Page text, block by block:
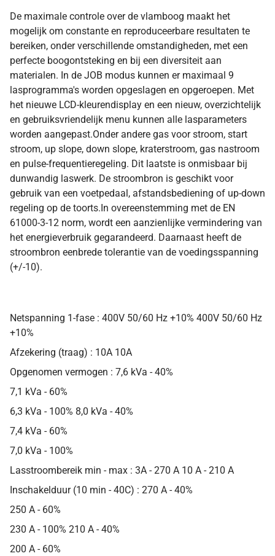
De maximale controle over de vlamboog maakt het
mogelijk om constante en reproduceerbare resultaten te
bereiken, onder verschillende omstandigheden, met een
perfecte boogontsteking en bij een diversiteit aan
materialen. In de JOB modus kunnen er maximaal 9
lasprogramma's worden opgeslagen en opgeroepen. Met
het nieuwe LCD-kleurendisplay en een nieuw, overzichtelijk
en gebruiksvriendelijk menu kunnen alle lasparameters
worden aangepast.Onder andere gas voor stroom, start
stroom, up slope, down slope, kraterstroom, gas nastroom
en pulse-frequentieregeling. Dit laatste is onmisbaar bij
dunwandig laswerk. De stroombron is geschikt voor
gebruik van een voetpedaal, afstandsbediening of up-down
regeling op de toorts.In overeenstemming met de EN
61000-3-12 norm, wordt een aanzienlijke vermindering van
het energieverbruik gegarandeerd. Daarnaast heeft de
stroombron eenbrede tolerantie van de voedingsspanning
(+/-10).
Netspanning 1-fase : 400V 50/60 Hz +10% 400V 50/60 Hz
+10%
Afzekering (traag) : 10A 10A
Opgenomen vermogen : 7,6 kVa - 40%
7,1 kVa - 60%
6,3 kVa - 100% 8,0 kVa - 40%
7,4 kVa - 60%
7,0 kVa - 100%
Lasstroombereik min - max : 3A - 270 A 10 A - 210 A
Inschakelduur (10 min - 40C) : 270 A - 40%
250 A - 60%
230 A - 100% 210 A - 40%
200 A - 60%